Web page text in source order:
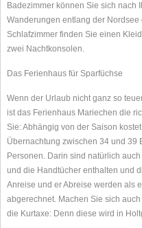
Badezimmer können Sie sich nach
Wanderungen entlang der Nordsee
Schlafzimmer finden Sie einen
zwei Nachtkonsolen.
Das Ferienhaus für Sparfüchse
Wenn der Urlaub nicht ganz so
ist das Ferienhaus Mariechen die
Sie: Abhängig von der Saison
Übernachtung zwischen 34 und 39
Personen. Darin sind natürlich
und die Handtücher enthalten und
Anreise und er Abreise werden als
abgerechnet. Machen Sie sich
die Kurtaxe: Denn diese wird in